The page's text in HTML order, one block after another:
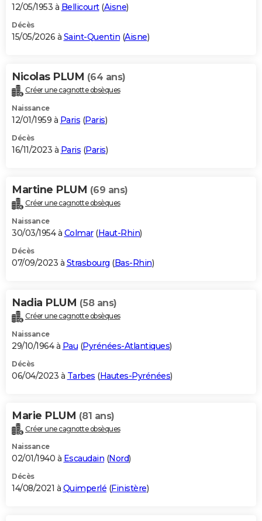
GUIDES D'ACHAT
BONS PLANS
Carte de Noël
Carte Bonne année
Carte Saint-Valentin
Carte Pâques
Carte d'anniversaire
DICTIONNAIRE
Dictionnaire
Biographies
Citations
Expressions
Proverbes
PROGRAMME TV
S'inscrire
Se connecter
Lycées
Collèges
Primaires
Universités
Entreprises
Service militaire
Avis de recherche
AVIS DE DÉCÈS
Bricolage
Lifestyle
Culture
Sport
Auto
Television
Voyage
Cinema
12/05/1953 à Bellicourt(Aisne)
Décès
15/05/2026 à Saint-Quentin (Aisne)
Nicolas PLUM (64 ans)
Créer une cagnotte obsèques
Naissance
12/01/1959 à Paris (Paris)
Décès
16/11/2023 à Paris (Paris)
Martine PLUM (69 ans)
Créer une cagnotte obsèques
Naissance
30/03/1954 à Colmar(Haut-Rhin)
Décès
07/09/2023 à Strasbourg (Bas-Rhin)
Nadia PLUM (58 ans)
Créer une cagnotte obsèques
Naissance
29/10/1964 à Pau (Pyrénées-Atlantiques)
Décès
06/04/2023 à Tarbes (Hautes-Pyrénées)
Marie PLUM (81 ans)
Créer une cagnotte obsèques
Naissance
02/01/1940 à Escaudain (Nord)
Décès
14/08/2021 à Quimperlé (Finistère)